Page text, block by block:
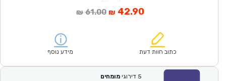
₪ 61.00המחיר
₪61.00.
₪ 42.90המחיר
הוא:
כתוב חוות דעת מידע נוסף
5 דירוגי מומחים